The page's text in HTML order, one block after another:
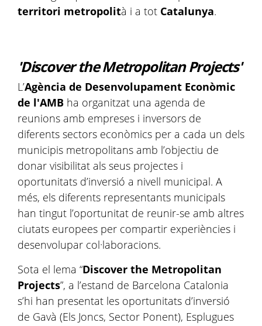
territori metropolità i a tot Catalunya.
'Discover the Metropolitan Projects'
L’Agència de Desenvolupament Econòmic
de l'AMB ha organitzat una agenda de
reunions amb empreses i inversors de
diferents sectors econòmics per a cada un dels
municipis metropolitans amb l’objectiu de
donar visibilitat als seus projectes i
oportunitats d’inversió a nivell municipal. A
més, els diferents representants municipals
han tingut l’oportunitat de reunir-se amb altres
ciutats europees per compartir experiències i
desenvolupar col·laboracions.
Sota el lema “Discover the Metropolitan
Projects”, a l’estand de Barcelona Catalonia
s’hi han presentat les oportunitats d’inversió
de Gavà (Els Joncs, Sector Ponent), Esplugues